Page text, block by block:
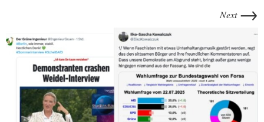
Next →